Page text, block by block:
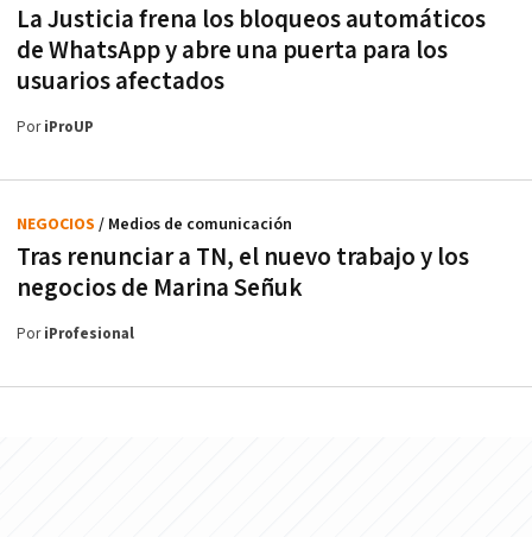
La Justicia frena los bloqueos automáticos
de WhatsApp y abre una puerta para los
usuarios afectados
PoriProUP
Tras renunciar a TN, el nuevo trabajo y los
negocios de Marina Señuk
NEGOCIOS / Medios de comunicación
PoriProfesional